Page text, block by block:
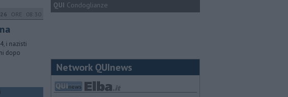
ORE 08:30
i nazisti
dopo
QUI Condoglianze
Network QUInews